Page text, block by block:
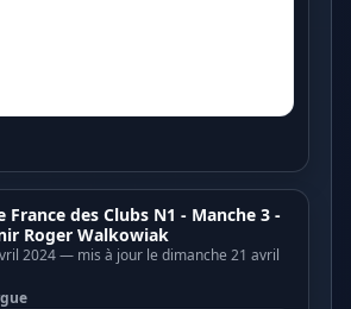
France des Clubs N1 - Manche 3 -
Roger Walkowiak
2024 — mis à jour le dimanche 21 avril